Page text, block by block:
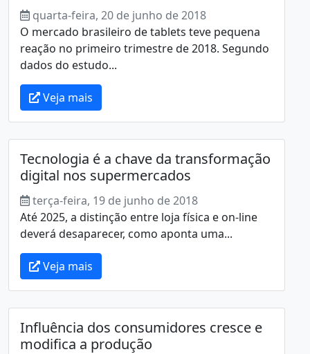
quarta-feira, 20 de junho de 2018
O mercado brasileiro de tablets teve pequena
reação no primeiro trimestre de 2018. Segundo
dados do estudo...
Veja mais
Tecnologia é a chave da transformação
digital nos supermercados
terça-feira, 19 de junho de 2018
Até 2025, a distinção entre loja física e on-line
deverá desaparecer, como aponta uma...
Veja mais
Influência dos consumidores cresce e
modifica a produção